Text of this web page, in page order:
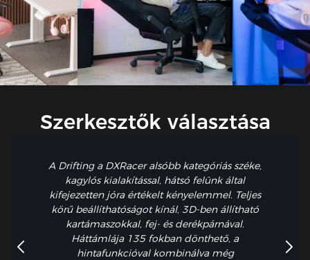
Szerkesztők választása
A Drifting a DXRacer alsóbb kategóriás széke,
kagylós kialakítással, hátsó felünk által
kifejezetten jóra értékelt kényelemmel. Teljes
körű beállíthatóságot kínál, 3D-ben állítható
kartámaszokkal, fej- és derékpárnával.
Háttámlája 135 fokban dönthető, a
hintafunkcióval kombinálva még